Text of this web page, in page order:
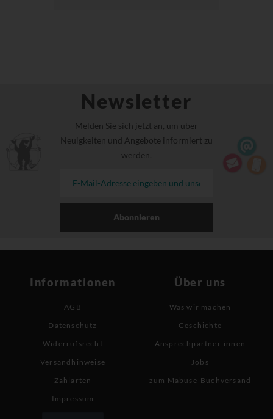
Newsletter
Melden Sie sich jetzt an, um über
Neuigkeiten und Angebote informiert zu
werden.
Abonnieren
Informationen
AGB
Datenschutz
Widerrufsrecht
Versandhinweise
Zahlarten
Impressum
Über uns
Was wir machen
Geschichte
Ansprechpartner:innen
Jobs
zum Mabuse-Buchversand